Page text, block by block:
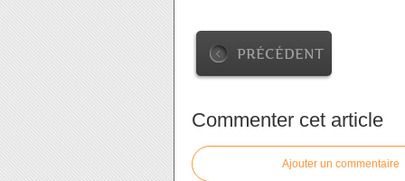
PRÉCÉDENT
Commenter cet article
Ajouter un commentaire